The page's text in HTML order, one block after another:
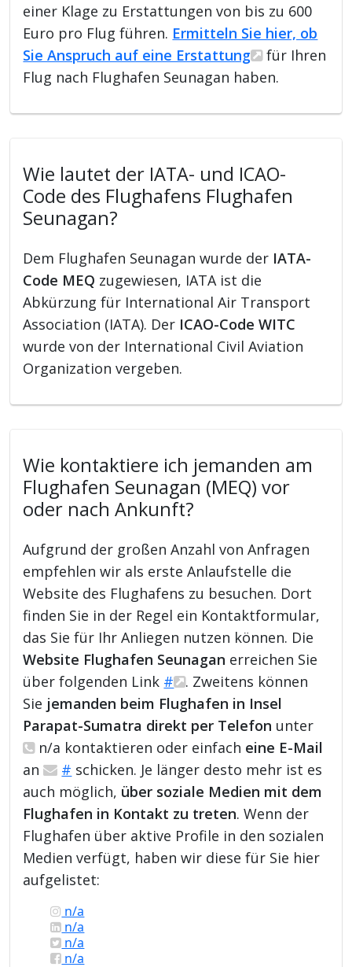
einer Klage zu Erstattungen von bis zu 600
Euro pro Flug führen. Ermitteln Sie hier, ob
Sie Anspruch auf eine Erstattung
für Ihren
Flug nach Flughafen Seunagan haben.
Wie lautet der IATA- und ICAO-
Code des Flughafens Flughafen
Seunagan?
Dem Flughafen Seunagan wurde der IATA-
Code MEQ zugewiesen, IATA ist die
Abkürzung für International Air Transport
Association (IATA). Der ICAO-Code WITC
wurde von der International Civil Aviation
Organization vergeben.
Wie kontaktiere ich jemanden am
Flughafen Seunagan (MEQ) vor
oder nach Ankunft?
Aufgrund der großen Anzahl von Anfragen
empfehlen wir als erste Anlaufstelle die
Website des Flughafens zu besuchen. Dort
finden Sie in der Regel ein Kontaktformular,
das Sie für Ihr Anliegen nutzen können. Die
Website Flughafen Seunagan erreichen Sie
über folgenden Link #
. Zweitens können
Sie jemanden beim Flughafen in Insel
Parapat-Sumatra direkt per Telefon unter
n/a kontaktieren oder einfach eine E-Mail
an
# schicken. Je länger desto mehr ist es
auch möglich, über soziale Medien mit dem
Flughafen in Kontakt zu treten. Wenn der
Flughafen über aktive Profile in den sozialen
Medien verfügt, haben wir diese für Sie hier
aufgelistet:
n/a
n/a
n/a
n/a